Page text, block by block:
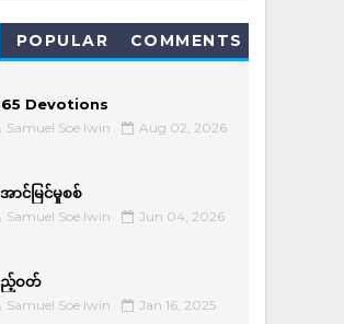
POPULAR COMMENTS
Devotions
Samuel Soe lwin Aug 02, 2026
ာင်မြင်မှုစစ်
Samuel Soe lwin Jun 04, 2026
ည့်ဝတ်
Samuel Soe lwin Jan 16, 2025